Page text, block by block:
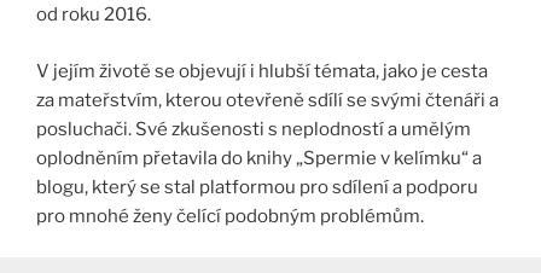
od roku 2016.
V jejím životě se objevují i hlubší témata, jako je cesta
za mateřstvím, kterou otevřeně sdílí se svými čtenáři a
posluchači. Své zkušenosti s neplodností a umělým
oplodněním přetavila do knihy „Spermie v kelímku“ a
blogu, který se stal platformou pro sdílení a podporu
pro mnohé ženy čelící podobným problémům​​.